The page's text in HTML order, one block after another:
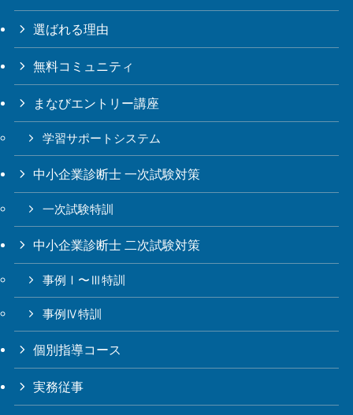
選ばれる理由
無料コミュニティ
まなびエントリー講座
学習サポートシステム
中小企業診断士 一次試験対策
一次試験特訓
中小企業診断士 二次試験対策
事例Ⅰ〜Ⅲ特訓
事例Ⅳ特訓
個別指導コース
実務従事